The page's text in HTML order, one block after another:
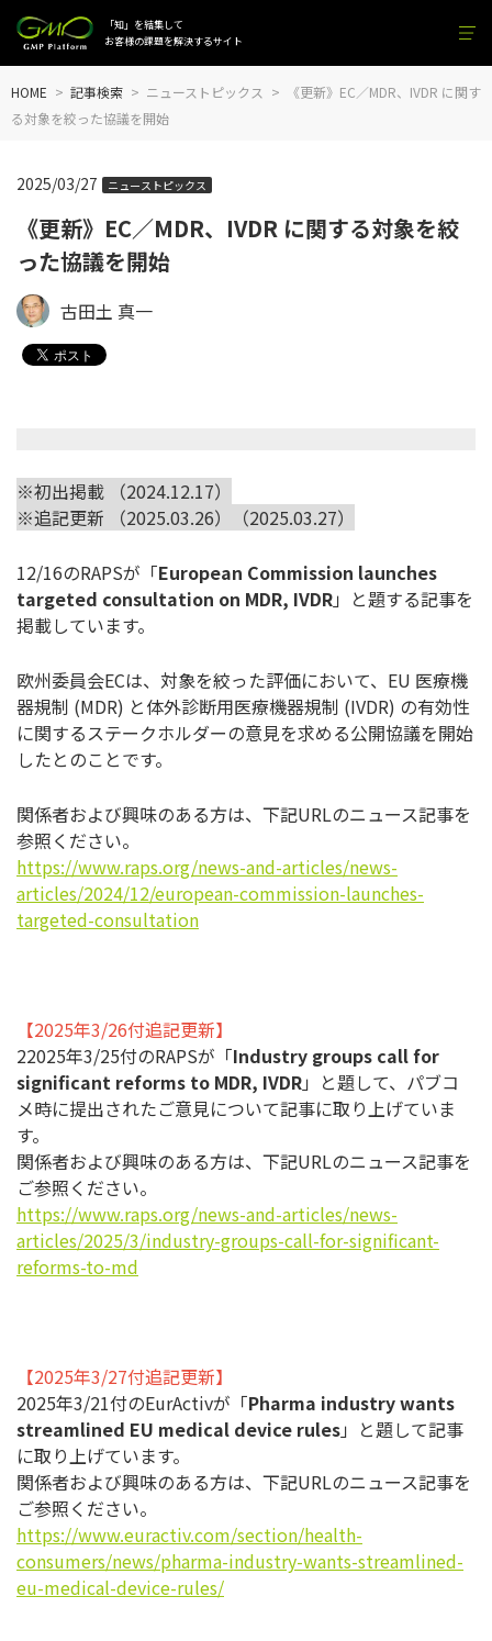
「知」を結集して
お客様の課題を解決するサイト
HOME 記事検索 ニューストピックス
《更新》EC／MDR、IVDR に関す
る対象を絞った協議を開始
《更新》EC／MDR、IVDR に関する対象を絞
った協議を開始
2025/03/27 ニューストピックス
古田土 真一
※初出掲載 （2024.12.17）
※追記更新 （2025.03.26）（2025.03.27）
12/16のRAPSが「European Commission launches
targeted consultation on MDR, IVDR」と題する記事を
掲載しています。
欧州委員会ECは、対象を絞った評価において、EU 医療機
器規制 (MDR) と体外診断用医療機器規制 (IVDR) の有効性
に関するステークホルダーの意見を求める公開協議を開始
したとのことです。
関係者および興味のある方は、下記URLのニュース記事を
参照ください。
https://www.raps.org/news-and-articles/news-
articles/2024/12/european-commission-launches-
targeted-consultation
【2025年3/26付追記更新】
22025年3/25付のRAPSが「Industry groups call for
significant reforms to MDR, IVDR」と題して、パブコ
メ時に提出されたご意見について記事に取り上げていま
す。
関係者および興味のある方は、下記URLのニュース記事を
ご参照ください。
https://www.raps.org/news-and-articles/news-
articles/2025/3/industry-groups-call-for-significant-
reforms-to-md
【2025年3/27付追記更新】
2025年3/21付のEurActivが「Pharma industry wants
streamlined EU medical device rules」と題して記事
に取り上げています。
関係者および興味のある方は、下記URLのニュース記事を
ご参照ください。
https://www.euractiv.com/section/health-
consumers/news/pharma-industry-wants-streamlined-
eu-medical-device-rules/